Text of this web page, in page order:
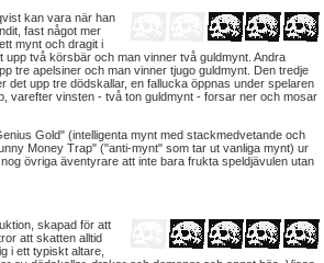
kan vara när han
fast något mer
mynt och dragit i
två körsbär och man vinner två guldmynt. Andra
tre apelsiner och man vinner tjugo guldmynt. Den tredje
det upp tre dödskallar, en fallucka öppnas under spelaren
varefter vinsten - två ton guldmynt - forsar ner och mosar
Gold" (intelligenta mynt med stackmedvetande och
Money Trap" ("anti-mynt" som tar ut vanliga mynt) ur
övriga äventyrare att inte bara frukta speldjävulen utan
skapad för att
att skatten alltid
i ett typiskt altare,